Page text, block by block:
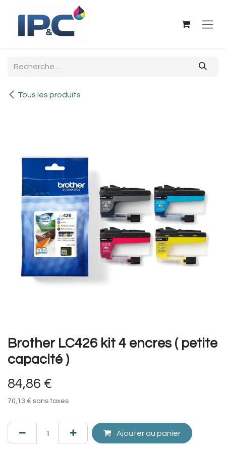
Se rendre au contenu
Tous les produits
Brother LC426 kit 4 encres ( petite
capacité )
84,86 €
70,13 € sans taxes
Ajouter au panier